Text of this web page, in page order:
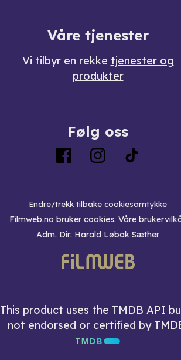
Våre tjenester
Vi tilbyr en rekke tjenester og
produkter
Følg oss
Endre/trekk tilbake cookiesamtykke
Filmweb.no bruker cookies. Våre
Adm. Dir: Harald Løbak Sæther
This product uses the TMDB API
not endorsed or certified by